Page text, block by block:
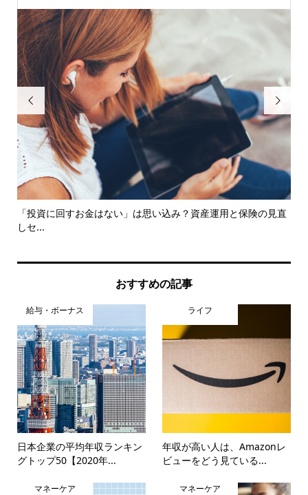

「投資に回すお金はない」は思い込み？資産運用と保険の見直
しセ...

おすすめの記事
給与・ボーナス
日本企業の平均年収ランキン
グトップ50【2020年...
ライフ
年収が高い人は、Amazonレ
ビューをどう見ている...
マネーケア マネーケア